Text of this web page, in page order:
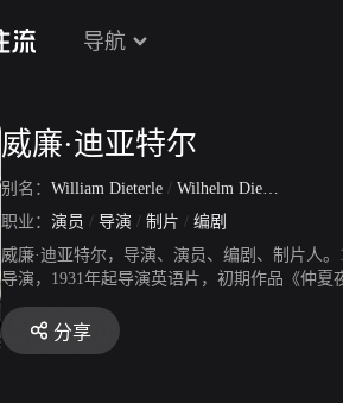
导航
威廉·迪亚特尔
别名： William Dieterle / Wilhelm Dieterle
职业： 演员 / 导演 / 制片 / 编剧
威廉·迪亚特尔，导演、演员、编剧、制片人
导演，1931年起导演英语片，初期作品《仲
流的青年导演，以后的爱情文艺片《香笺泪
分享